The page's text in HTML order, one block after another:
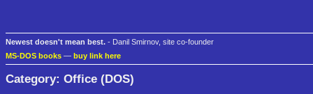
Newest doesn't mean best. - Danil Smirnov, site co-founder
MS-DOS books — buy link here
Category: Office (DOS)